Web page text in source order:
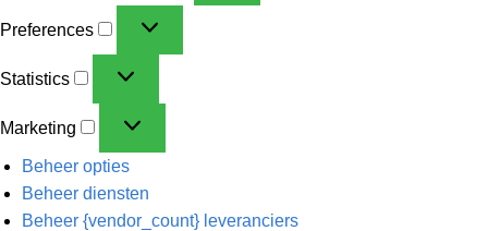
Preferences
Statistics
Marketing
Beheer opties
Beheer diensten
Beheer {vendor_count} leveranciers